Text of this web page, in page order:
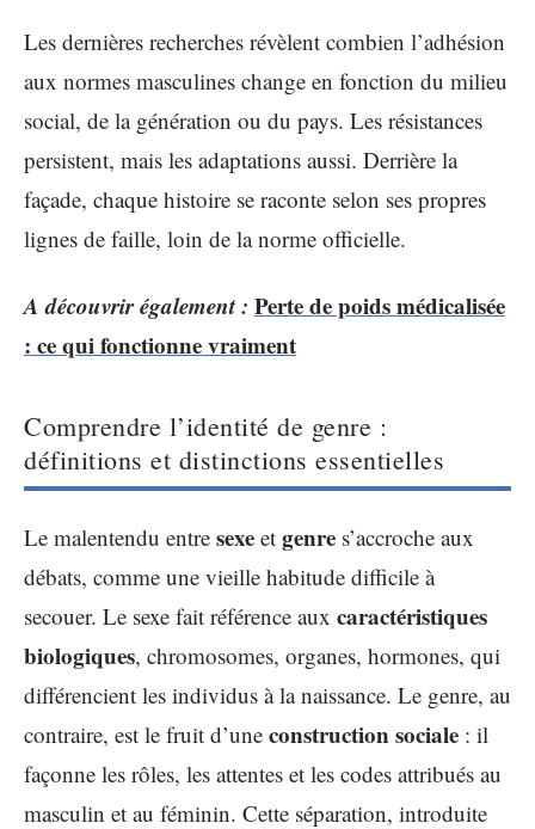
Les dernières recherches révèlent combien l’adhésion
aux normes masculines change en fonction du milieu
social, de la génération ou du pays. Les résistances
persistent, mais les adaptations aussi. Derrière la
façade, chaque histoire se raconte selon ses propres
lignes de faille, loin de la norme officielle.
A découvrir également : Perte de poids médicalisée
: ce qui fonctionne vraiment
Comprendre l’identité de genre :
définitions et distinctions essentielles
Le malentendu entre sexe et genre s’accroche aux
débats, comme une vieille habitude difficile à
secouer. Le sexe fait référence aux caractéristiques
biologiques, chromosomes, organes, hormones, qui
différencient les individus à la naissance. Le genre, au
contraire, est le fruit d’une construction sociale : il
façonne les rôles, les attentes et les codes attribués au
masculin et au féminin. Cette séparation, introduite